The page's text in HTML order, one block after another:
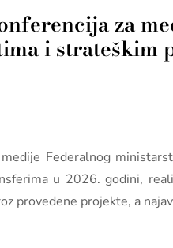
za
i strateškim
Federalnog
u 2026. godini,
provedene projekte, a